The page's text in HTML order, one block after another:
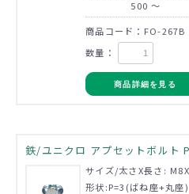
500 ～
商品コード：FO-267B
数量：
商品詳細を見る
鉄/ユニクロ アプセットボルト
サイズ/太さX長さ:
形状:P=3(ばね座+丸座